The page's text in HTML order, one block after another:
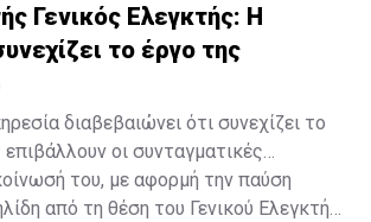
Γενικός Ελεγκτής: H
το έργο της
διαβεβαιώνει ότι συνεχίζει το
οι συνταγματικές
του, με αφορμή την παύση
από τη θέση του Γενικού Ελεγκτή